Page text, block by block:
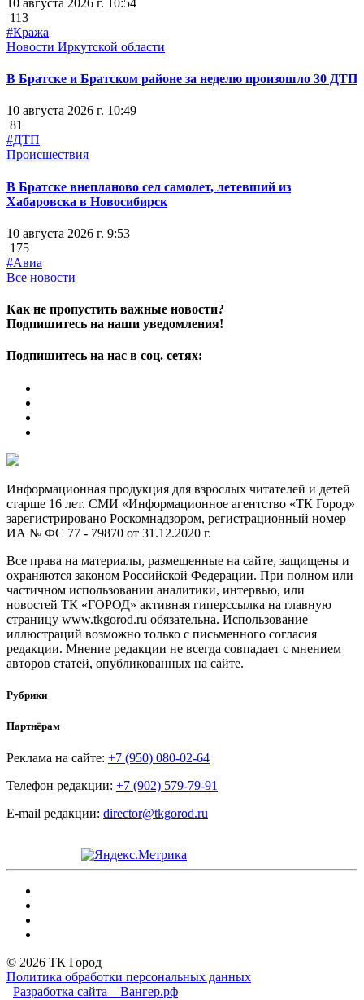
113
#Кража
Новости Иркутской области
В Братске и Братском районе за неделю произошло 30 ДТП
10 августа 2026 г. 10:49
81
#ДТП
Происшествия
В Братске внепланово сел самолет, летевший из
Хабаровска в Новосибирск
10 августа 2026 г. 9:53
175
#Авиа
Все новости
Как не пропустить важные новости?
Подпишитесь на наши уведомления!
Подпишитесь на нас в соц. сетях:
Информационная продукция для взрослых читателей и детей
старше 16 лет. СМИ «Информационное агентство «ТК Город»
зарегистрировано Роскомнадзором, регистрационный номер
ИА № ФС 77 - 79870 от 31.12.2020 г.
Все права на материалы, размещенные на сайте, защищены и
охраняются законом Российской Федерации. При полном или
частичном использовании аналитики, интервью, или
новостей ТК «ГОРОД» активная гиперссылка на главную
страницу www.tkgorod.ru обязательна. Использование
иллюстраций возможно только с письменного согласия
редакции. Мнение редакции не всегда совпадает с мнением
авторов статей, опубликованных на сайте.
Рубрики
Партнёрам
Реклама на сайте: +7 (950) 080-02-64
Телефон редакции: +7 (902) 579-79-91
E-mail редакции: director@tkgorod.ru
© 2026 ТК Город
Политика обработки персональных данных
Разработка сайта – Вангер.рф